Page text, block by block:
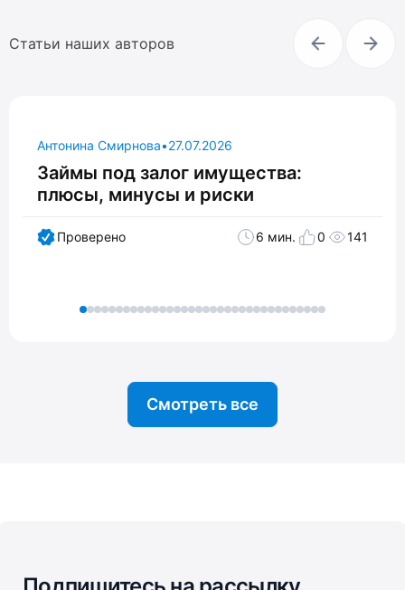
Статьи наших авторов
Антонина Смирнова•27.07.2026
Займы под залог имущества:
плюсы, минусы и риски
Проверено 6 мин. 0 141
Смотреть все